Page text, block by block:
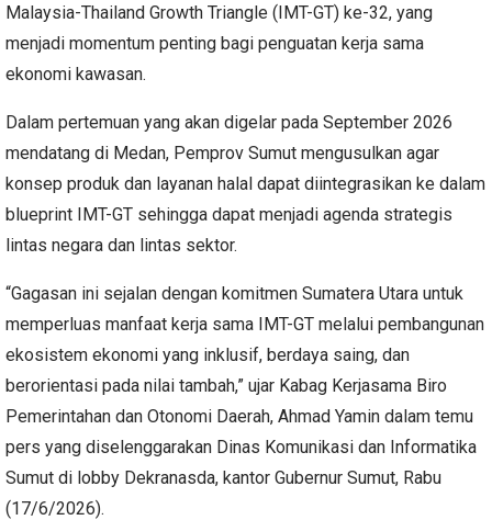
Malaysia-Thailand Growth Triangle (IMT-GT) ke-32, yang
menjadi momentum penting bagi penguatan kerja sama
ekonomi kawasan.
Dalam pertemuan yang akan digelar pada September 2026
mendatang di Medan, Pemprov Sumut mengusulkan agar
konsep produk dan layanan halal dapat diintegrasikan ke dalam
blueprint IMT-GT sehingga dapat menjadi agenda strategis
lintas negara dan lintas sektor.
“Gagasan ini sejalan dengan komitmen Sumatera Utara untuk
memperluas manfaat kerja sama IMT-GT melalui pembangunan
ekosistem ekonomi yang inklusif, berdaya saing, dan
berorientasi pada nilai tambah,” ujar Kabag Kerjasama Biro
Pemerintahan dan Otonomi Daerah, Ahmad Yamin dalam temu
pers yang diselenggarakan Dinas Komunikasi dan Informatika
Sumut di lobby Dekranasda, kantor Gubernur Sumut, Rabu
(17/6/2026).